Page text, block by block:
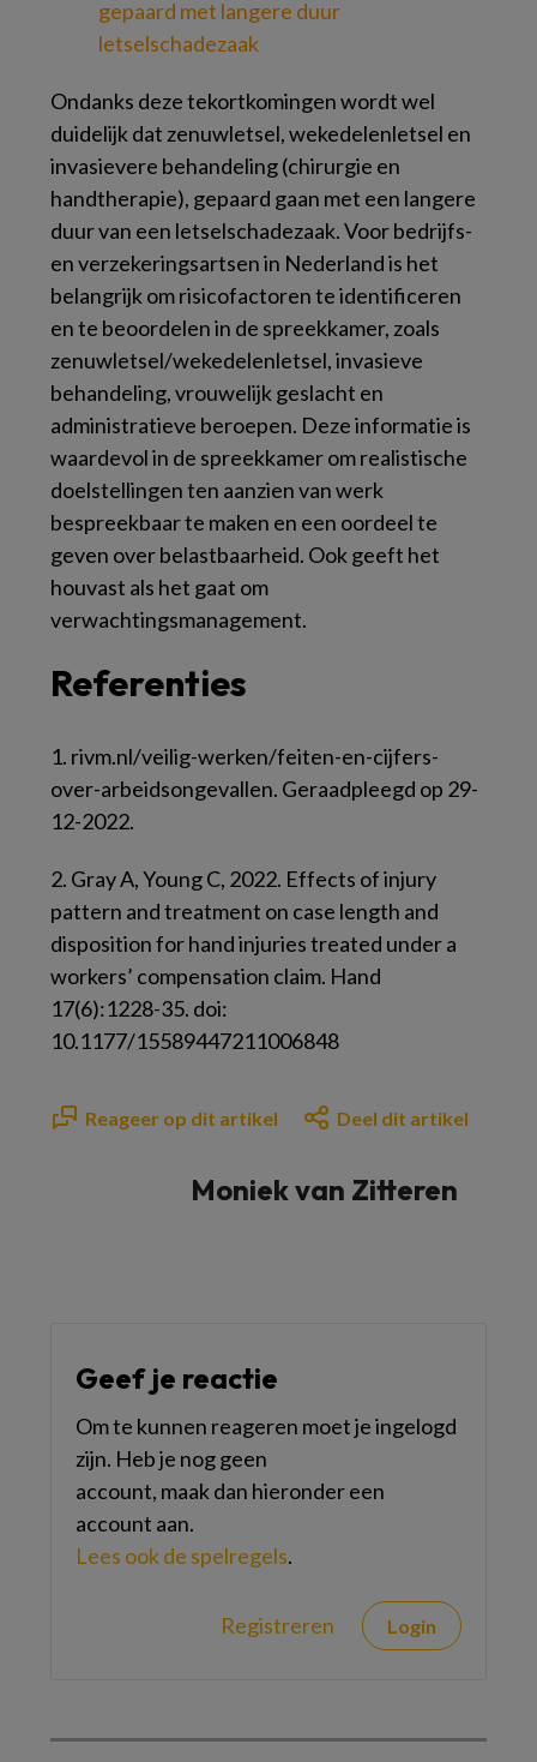
gepaard met langere duur
letselschadezaak
Ondanks deze tekortkomingen wordt wel
duidelijk dat zenuwletsel, wekedelenletsel en
invasievere behandeling (chirurgie en
handtherapie), gepaard gaan met een langere
duur van een letselschadezaak. Voor bedrijfs-
en verzekeringsartsen in Nederland is het
belangrijk om risicofactoren te identificeren
en te beoordelen in de spreekkamer, zoals
zenuwletsel/wekedelenletsel, invasieve
behandeling, vrouwelijk geslacht en
administratieve beroepen. Deze informatie is
waardevol in de spreekkamer om realistische
doelstellingen ten aanzien van werk
bespreekbaar te maken en een oordeel te
geven over belastbaarheid. Ook geeft het
houvast als het gaat om
verwachtingsmanagement.
Referenties
1. rivm.nl/veilig-werken/feiten-en-cijfers-
over-arbeidsongevallen. Geraadpleegd op 29-
12-2022.
2. Gray A, Young C, 2022. Effects of injury
pattern and treatment on case length and
disposition for hand injuries treated under a
workers’ compensation claim. Hand
17(6):1228-35. doi:
10.1177/15589447211006848
Reageer op dit artikel Deel dit artikel
Moniek van Zitteren
Geef je reactie
Om te kunnen reageren moet je ingelogd
zijn. Heb je nog geen
account, maak dan hieronder een
account aan.
Lees ook de spelregels.
Registreren Login